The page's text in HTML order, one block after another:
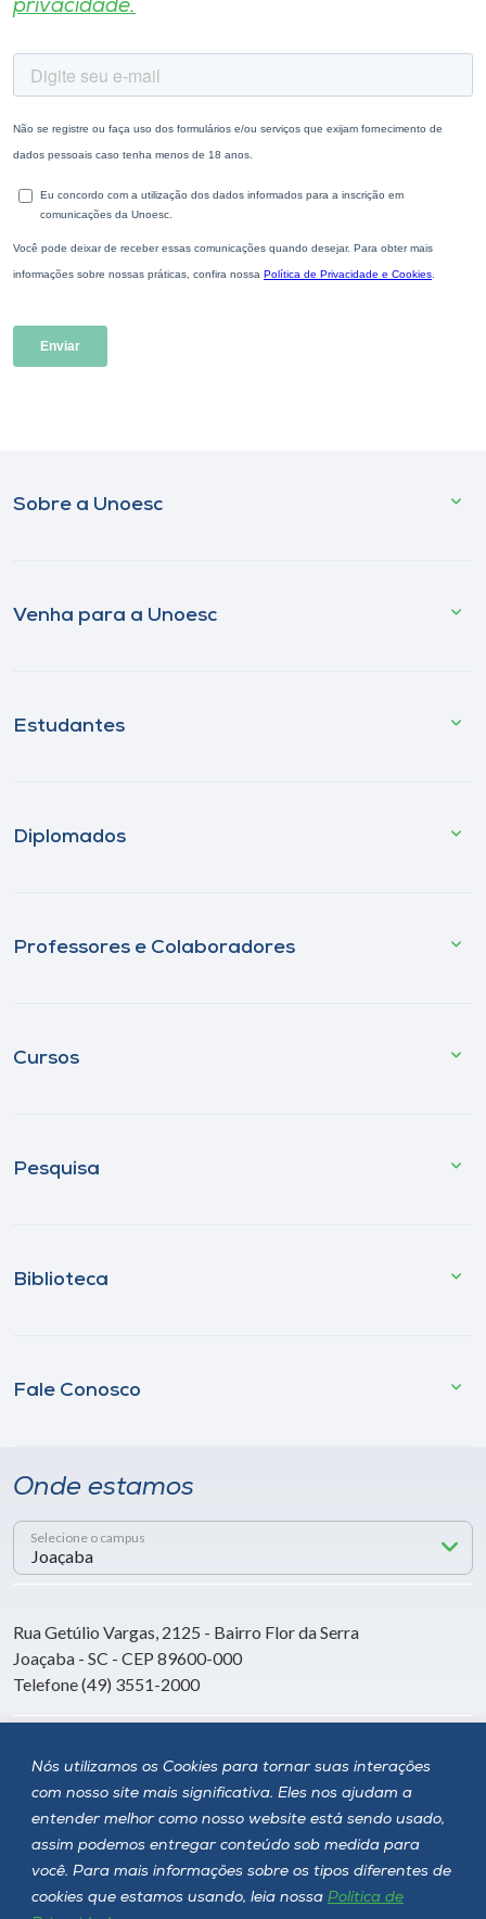
Nós utilizamos os Cookies para tornar suas interações
com nosso site mais significativa. Eles nos ajudam a
entender melhor como nosso website está sendo usado,
assim podemos entregar conteúdo sob medida para
você. Para mais informações sobre os tipos diferentes de
cookies que estamos usando, leia nossa Política de
privacidade.
Sobre a Unoesc
Venha para a Unoesc
Estudantes
Diplomados
Professores e Colaboradores
Cursos
Pesquisa
Biblioteca
Fale Conosco
Onde estamos
Selecione o campus
Rua Getúlio Vargas, 2125 - Bairro Flor da Serra
Joaçaba - SC - CEP 89600-000
Telefone (49) 3551-2000
Siga a Unoesc